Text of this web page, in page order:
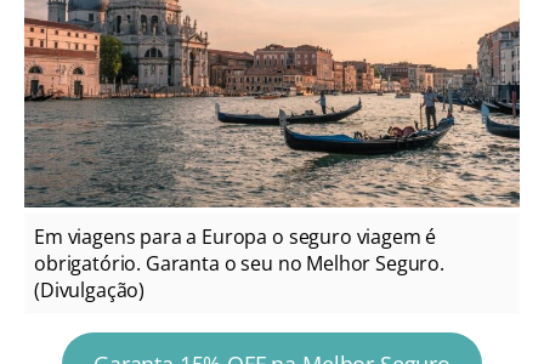
Em viagens para a Europa o seguro viagem é
obrigatório. Garanta o seu no Melhor Seguro.
(Divulgação)